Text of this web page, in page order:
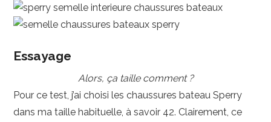
Essayage
Alors, ça taille comment ?
Pour ce test, j’ai choisi les chaussures bateau Sperry
dans ma taille habituelle, à savoir 42. Clairement, ce